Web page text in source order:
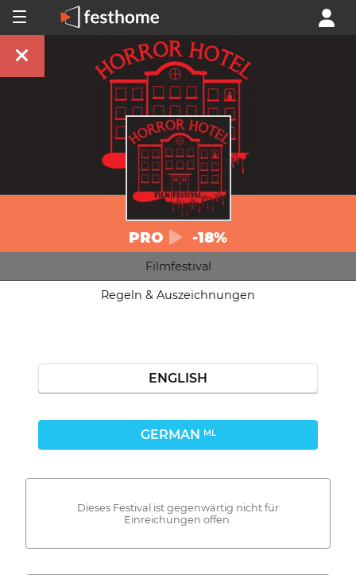
PRO -18%
Filmfestival
Regeln & Auszeichnungen
ENGLISH
GERMAN ML
Dieses Festival ist gegenwärtig nicht für
Einreichungen offen.